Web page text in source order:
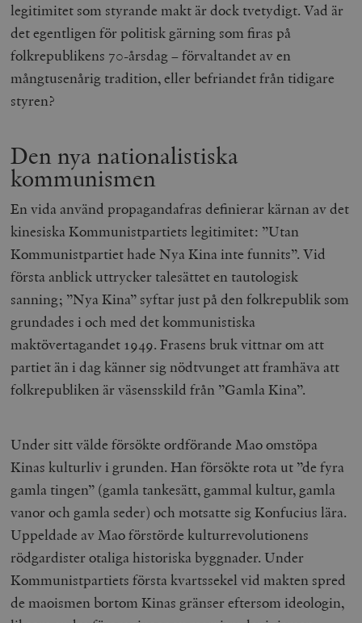
legitimitet som styrande makt är dock tvetydigt. Vad är
det egentligen för politisk gärning som firas på
folkrepublikens 70-årsdag – förvaltandet av en
mångtusenårig tradition, eller befriandet från tidigare
styren?
Den nya nationalistiska
kommunismen
En vida använd propagandafras definierar kärnan av det
kinesiska Kommunistpartiets legitimitet: ”Utan
Kommunistpartiet hade Nya Kina inte funnits”. Vid
första anblick uttrycker talesättet en tautologisk
sanning; ”Nya Kina” syftar just på den folkrepublik som
grundades i och med det kommunistiska
maktövertagandet 1949. Frasens bruk vittnar om att
partiet än i dag känner sig nödtvunget att framhäva att
folkrepubliken är väsensskild från ”Gamla Kina”.
Under sitt välde försökte ordförande Mao omstöpa
Kinas kulturliv i grunden. Han försökte rota ut ”de fyra
gamla tingen” (gamla tankesätt, gammal kultur, gamla
vanor och gamla seder) och motsatte sig Konfucius lära.
Uppeldade av Mao förstörde kulturrevolutionens
rödgardister otaliga historiska byggnader. Under
Kommunistpartiets första kvartssekel vid makten spred
de maoismen bortom Kinas gränser eftersom ideologin,